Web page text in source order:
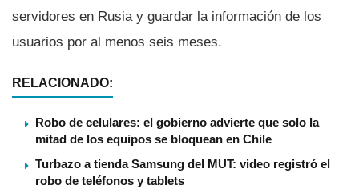
servidores en Rusia y guardar la información de los
usuarios por al menos seis meses.
RELACIONADO:
Robo de celulares: el gobierno advierte que solo la
mitad de los equipos se bloquean en Chile
Turbazo a tienda Samsung del MUT: video registró el
robo de teléfonos y tablets